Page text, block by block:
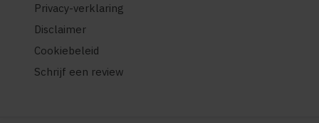
Privacy-verklaring
Disclaimer
Cookiebeleid
Schrijf een review